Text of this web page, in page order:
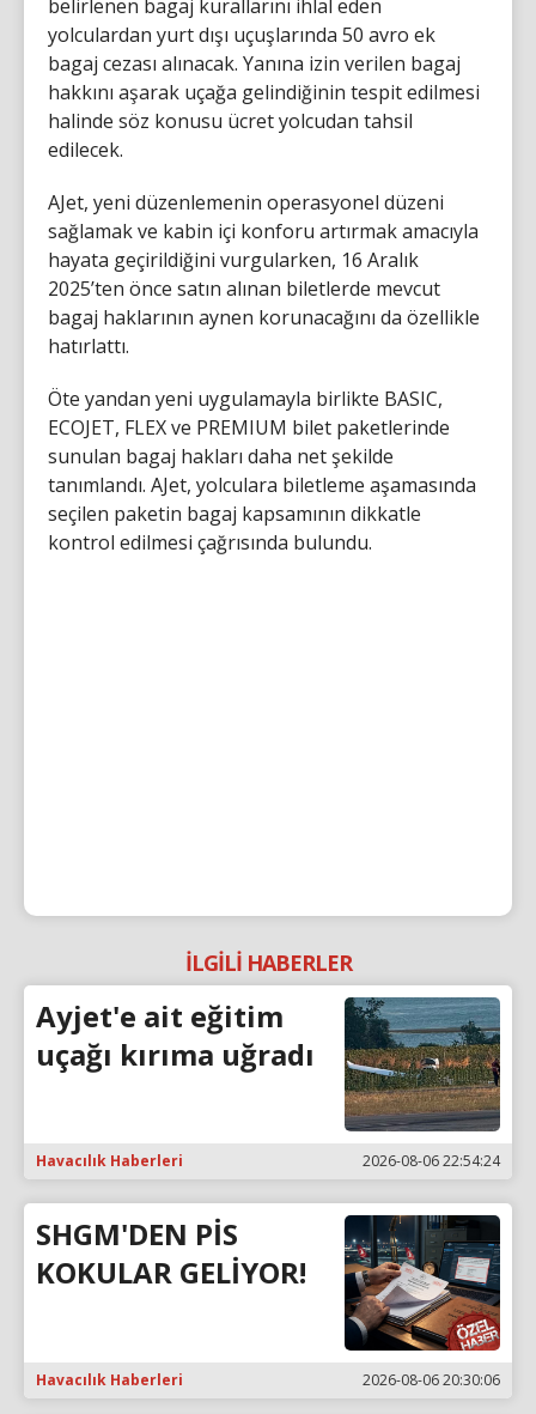
belirlenen bagaj kurallarını ihlal eden
yolculardan yurt dışı uçuşlarında 50 avro ek
bagaj cezası alınacak. Yanına izin verilen bagaj
hakkını aşarak uçağa gelindiğinin tespit edilmesi
halinde söz konusu ücret yolcudan tahsil
edilecek.
AJet, yeni düzenlemenin operasyonel düzeni
sağlamak ve kabin içi konforu artırmak amacıyla
hayata geçirildiğini vurgularken, 16 Aralık
2025’ten önce satın alınan biletlerde mevcut
bagaj haklarının aynen korunacağını da özellikle
hatırlattı.
Öte yandan yeni uygulamayla birlikte BASIC,
ECOJET, FLEX ve PREMIUM bilet paketlerinde
sunulan bagaj hakları daha net şekilde
tanımlandı. AJet, yolculara biletleme aşamasında
seçilen paketin bagaj kapsamının dikkatle
kontrol edilmesi çağrısında bulundu.
İLGİLİ HABERLER
Ayjet'e ait eğitim
uçağı kırıma uğradı
Havacılık Haberleri 2026-08-06 22:54:24
SHGM'DEN PİS
KOKULAR GELİYOR!
Havacılık Haberleri 2026-08-06 20:30:06